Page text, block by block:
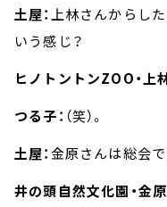
土屋：上林さんからし
いう感じ？
ヒノトントンZOO・上林
つる子： （笑）。
土屋：金原さんは総会
井の頭自然文化園・金原